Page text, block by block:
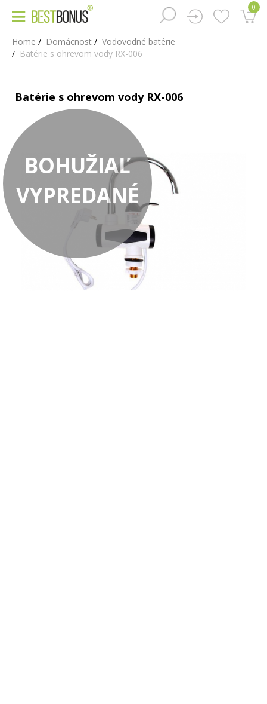
0
Home Domácnost
Vodovodné batérie
Batérie s ohrevom vody RX-006
Batérie s ohrevom vody RX-006
BOHUŽIAĽ
VYPREDANÉ